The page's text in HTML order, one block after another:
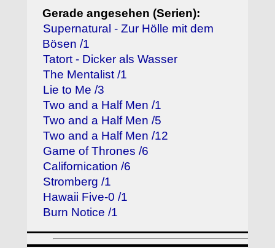
Gerade angesehen (Serien):
Supernatural - Zur Hölle mit dem
Bösen /1
Tatort - Dicker als Wasser
The Mentalist /1
Lie to Me /3
Two and a Half Men /1
Two and a Half Men /5
Two and a Half Men /12
Game of Thrones /6
Californication /6
Stromberg /1
Hawaii Five-0 /1
Burn Notice /1